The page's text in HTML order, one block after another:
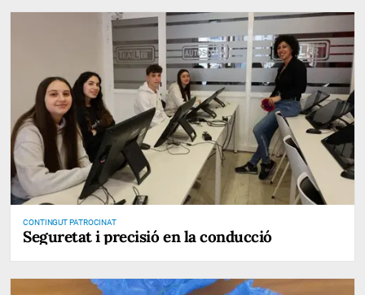
CONTINGUT PATROCINAT
Seguretat i precisió en la conducció